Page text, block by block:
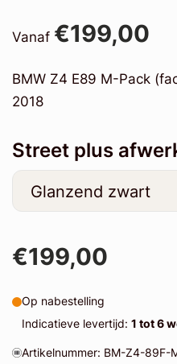
Vanaf €199,00
BMW Z4 E89 M-Pack
2018
Street plus
€199,00
Op nabestelling
Indicatieve levertijd: 1 tot 6
Artikelnummer: BM-Z4-89F-